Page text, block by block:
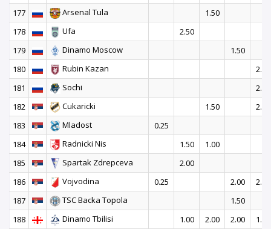
177
Arsenal Tula
1.50
178
Ufa
2.50
179
Dinamo Moscow
1.50
180
Rubin Kazan
2.00
181
Sochi
2.00
182
Cukaricki 1.50
2.00
183
Mladost
0.25
184
Radnicki Nis 1.50
1.00
185
Spartak Zdrepceva
2.00
186
Vojvodina 0.25 2.00
2.00
187
TSC Backa Topola
1.50
188
Dinamo Tbilisi 1.00 2.00 2.00
1.50